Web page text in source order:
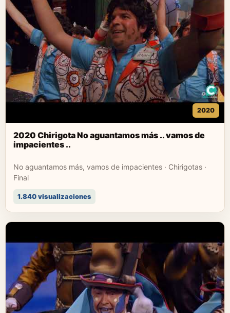
2020
2020 Chirigota No aguantamos más .. vamos de
impacientes ..
No aguantamos más, vamos de impacientes · Chirigotas ·
Final
1.840 visualizaciones